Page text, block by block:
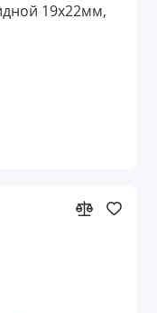
19х22мм,